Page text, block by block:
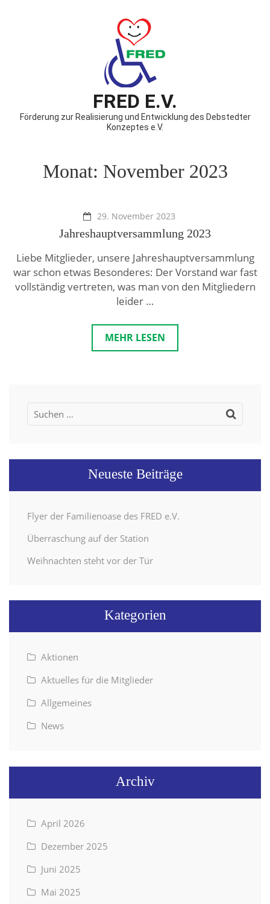
FRED E.V.
Förderung zur Realisierung und Entwicklung des Debstedter
Konzeptes e.V.
Monat: November 2023
29. November 2023
Jahreshauptversammlung 2023
Liebe Mitglieder, unsere Jahreshauptversammlung
war schon etwas Besonderes: Der Vorstand war fast
vollständig vertreten, was man von den Mitgliedern
leider …
MEHR LESEN
Suchen
Neueste Beiträge
Flyer der Familienoase des FRED e.V.
Überraschung auf der Station
Weihnachten steht vor der Tür
Kategorien
Aktionen
Aktuelles für die Mitglieder
Allgemeines
News
Archiv
April 2026
Dezember 2025
Juni 2025
Mai 2025